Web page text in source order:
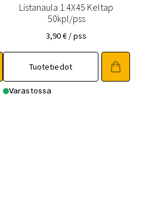
Listanaula 1.4X45 Keltap
50kpl/pss
3,90€ / pss
Tuotetiedot
Varastossa